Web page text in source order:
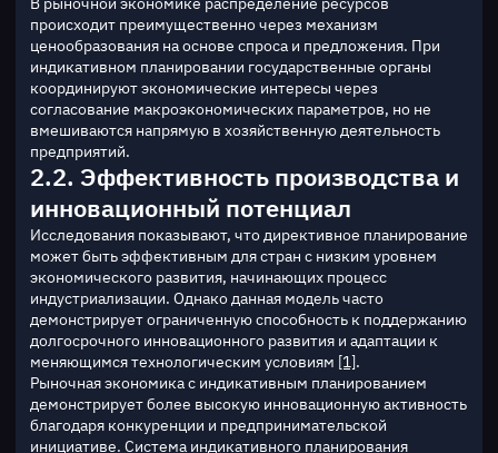
происходит преимущественно через механизм
ценообразования на основе спроса и предложения. При
индикативном планировании государственные органы
координируют экономические интересы через
согласование макроэкономических параметров, но не
вмешиваются напрямую в хозяйственную деятельность
предприятий.
2.2. Эффективность производства и
инновационный потенциал
Исследования показывают, что директивное планирование
может быть эффективным для стран с низким уровнем
экономического развития, начинающих процесс
индустриализации. Однако данная модель часто
демонстрирует ограниченную способность к поддержанию
долгосрочного инновационного развития и адаптации к
меняющимся технологическим условиям [1].
Рыночная экономика с индикативным планированием
демонстрирует более высокую инновационную активность
благодаря конкуренции и предпринимательской
инициативе. Система индикативного планирования